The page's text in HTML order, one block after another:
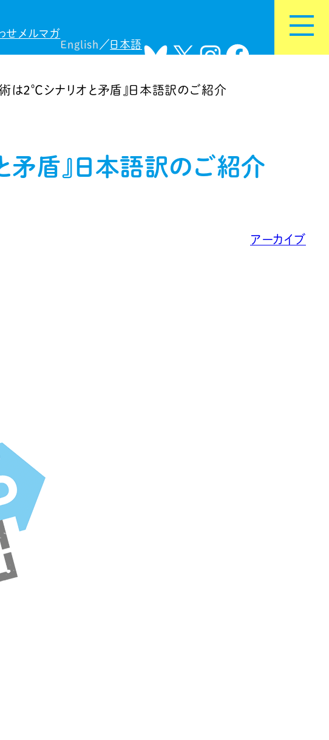
せ メルマガ
English
日本語Bluesky
X Instagram
Facebook
術は2℃シナリオと矛盾』日本語訳のご紹介
矛盾』日本語訳のご紹介
アーカイブ